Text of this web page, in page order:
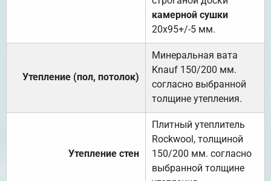
камерной сушки
20х95+/-5 мм.
Утепление (пол, потолок)
Минеральная вата
Knauf 150/200 мм.
согласно выбранной
толщине утепления.
Утепление стен
Плитный утеплитель
Rockwool, толщиной
150/200 мм. согласно
выбранной толщине